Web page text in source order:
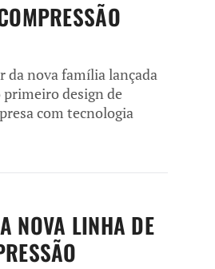
da nova família lançada
primeiro design de
com tecnologia
NOVA LINHA DE